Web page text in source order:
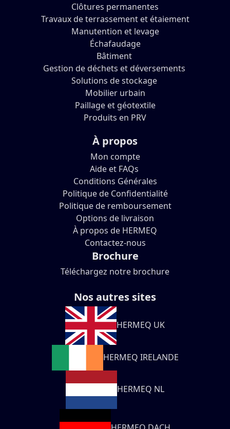
Clôtures permanentes
Travaux de terrassement et étaiement
Manutention et levage
Échafaudage
Bâtiment
Gestion de déchets et déversements
Solutions de stockage
Mobilier urbain
Paillage et géotextile
Produits en PRV
À propos
Mon compte
Aide et FAQs
Conditions Générales
Politique de Confidentialité
Politique de remboursement
Options de livraison
À propos de HERMEQ
Contactez-nous
Brochure
Téléchargez notre brochure
Nos autres sites
HERMEQ UK
HERMEQ IRELANDE
HERMEQ NL